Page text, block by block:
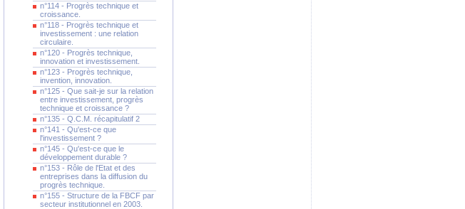
n°114 - Progrès technique et
croissance.
n°118 - Progrès technique et
investissement : une relation
circulaire.
n°120 - Progrès technique,
innovation et investissement.
n°123 - Progrès technique,
invention, innovation.
n°125 - Que sait-je sur la relation
entre investissement, progrès
technique et croissance ?
n°135 - Q.C.M. récapitulatif 2
n°141 - Qu'est-ce que
l'investissement ?
n°145 - Qu'est-ce que le
développement durable ?
n°153 - Rôle de l'Etat et des
entreprises dans la diffusion du
progrès technique.
n°155 - Structure de la FBCF par
secteur institutionnel en 2003.